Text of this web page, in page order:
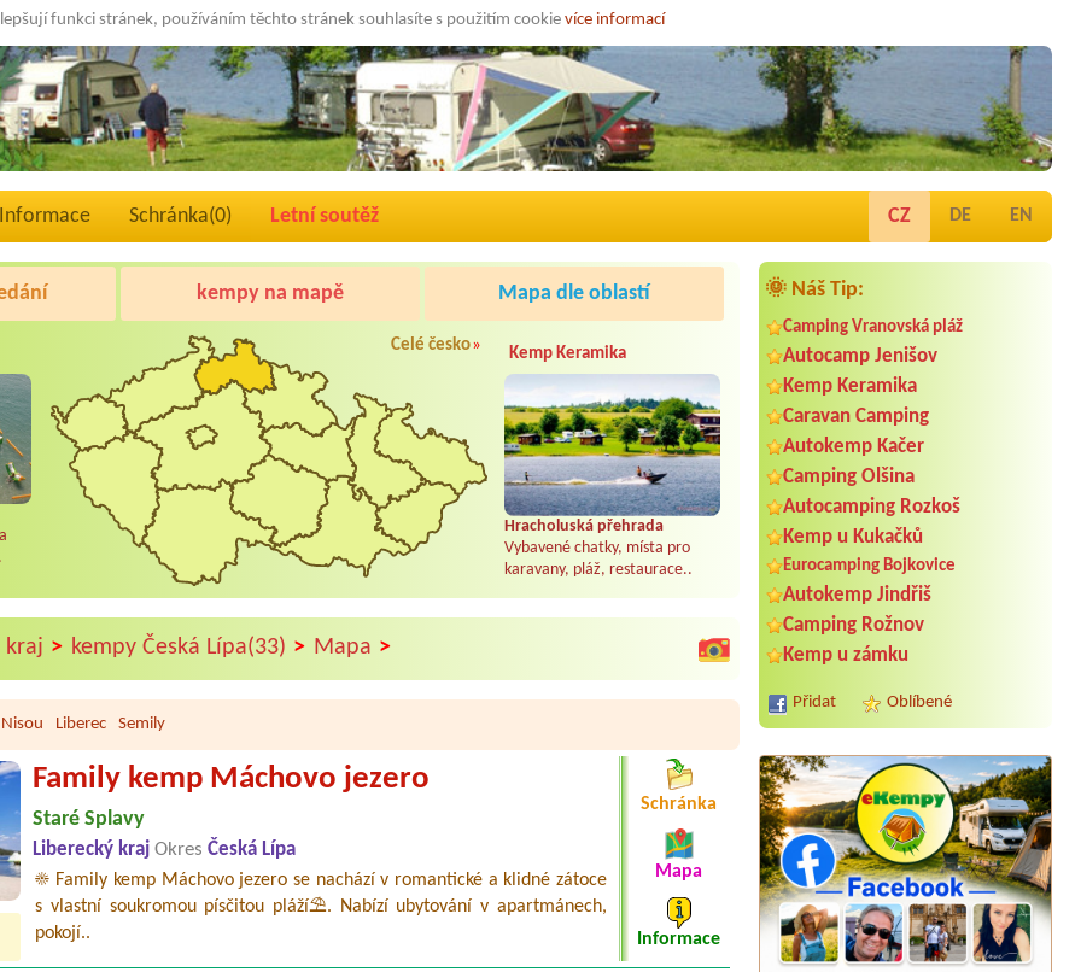
funkci stránek, používáním těchto stránek souhlasíte s použitím cookie více informací
Informace Schránka(0) Letní soutěž CZ DE EN
🌞 Náš Tip:
Camping Vranovská pláž
Autocamp Jenišov
Kemp Keramika
Caravan Camping
Autokemp Kačer
Camping Olšina
Autocamping Rozkoš
Kemp u Kukačků
Eurocamping Bojkovice
Autokemp Jindřiš
Camping Rožnov
Kemp u zámku
Přidat Oblíbené
Termín od 2026-08-06 |Camp Horní
Lipka
1 místo + 1 osoba
kempy na mapě Mapa dle oblastí
Celé česko» Kemp Keramika
Hracholuská přehrada
Vybavené chatky, místa pro
karavany, pláž, restaurace..
kraj > kempy Česká Lípa(33) > Mapa >
Liberec Semily
Family kemp Máchovo jezero
Staré Splavy
Liberecký krajOkres Česká Lípa
☀️ Family kemp Máchovo jezero se nachází v romantické a klidné zátoce
s vlastní soukromou písčitou pláží⛱️. Nabízí ubytování v apartmánech,
pokojí..
Schránka
Mapa
Informace